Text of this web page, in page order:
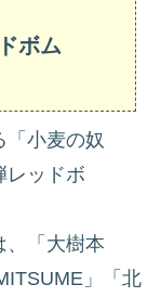
ボム
「小麦の奴
レッドボ
、「大樹本
」「北